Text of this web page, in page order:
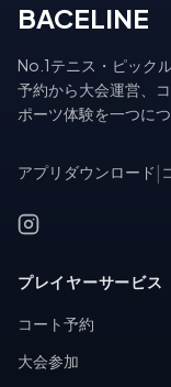
BACELINE
No.1テニス・ピック
予約から大会運営、
ポーツ体験を一つにつ
アプリダウンロード
プレイヤーサービス
コート予約
大会参加